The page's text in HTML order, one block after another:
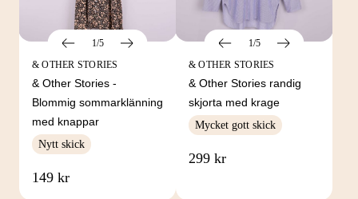
1/5
& OTHER STORIES
& Other Stories -
Blommig sommarklänning
med knappar
Nytt skick
149 kr
1/5
& OTHER STORIES
& Other Stories randig
skjorta med krage
Mycket gott skick
299 kr